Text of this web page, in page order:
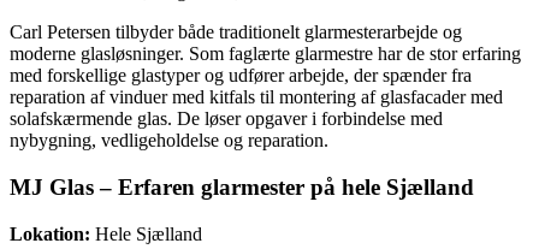
Carl Petersen tilbyder både traditionelt glarmesterarbejde og
moderne glasløsninger. Som faglærte glarmestre har de stor erfaring
med forskellige glastyper og udfører arbejde, der spænder fra
reparation af vinduer med kitfals til montering af glasfacader med
solafskærmende glas. De løser opgaver i forbindelse med
nybygning, vedligeholdelse og reparation.
MJ Glas – Erfaren glarmester på hele Sjælland
Lokation: Hele Sjælland